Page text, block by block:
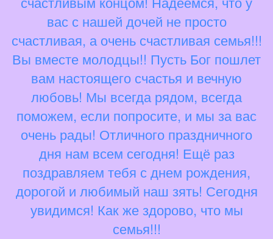
вас с нашей дочей не просто
счастливая, а очень счастливая семья!!!
Вы вместе молодцы!! Пусть Бог пошлет
вам настоящего счастья и вечную
любовь! Мы всегда рядом, всегда
поможем, если попросите, и мы за вас
очень рады! Отличного праздничного
дня нам всем сегодня! Ещё раз
поздравляем тебя с днем рождения,
дорогой и любимый наш зять! Сегодня
увидимся! Как же здорово, что мы
семья!!!